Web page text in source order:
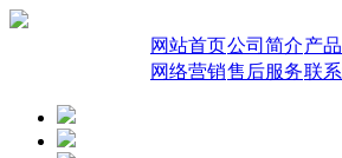
网站首页公司简介产
网络营销售后服务联